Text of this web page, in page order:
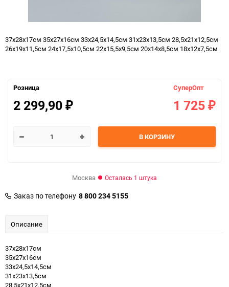
37х28х17см 35х27х16см 33х24,5х14,5см 31х23х13,5см 28,5х21х12,5см
26х19х11,5см 24х17,5х10,5см 22х15,5х9,5см 20х14х8,5см 18х12х7,5см
Розница
2 299,90 ₽
СуперОпт
1 725 ₽
В КОРЗИНУ
Москва Осталась 1 штука
Заказ по телефону 8 800 234 5155
Описание
37х28х17см
35х27х16см
33х24,5х14,5см
31х23х13,5см
28,5х21х12,5см